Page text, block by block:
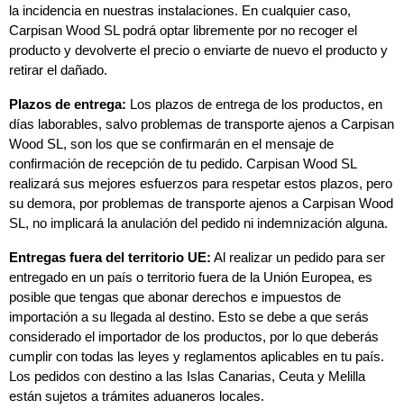
la incidencia en nuestras instalaciones. En cualquier caso,
Carpisan Wood SL podrá optar libremente por no recoger el
producto y devolverte el precio o enviarte de nuevo el producto y
retirar el dañado.
Plazos de entrega: Los plazos de entrega de los productos, en
días laborables, salvo problemas de transporte ajenos a Carpisan
Wood SL, son los que se confirmarán en el mensaje de
confirmación de recepción de tu pedido. Carpisan Wood SL
realizará sus mejores esfuerzos para respetar estos plazos, pero
su demora, por problemas de transporte ajenos a Carpisan Wood
SL, no implicará la anulación del pedido ni indemnización alguna.
Entregas fuera del territorio UE: Al realizar un pedido para ser
entregado en un país o territorio fuera de la Unión Europea, es
posible que tengas que abonar derechos e impuestos de
importación a su llegada al destino. Esto se debe a que serás
considerado el importador de los productos, por lo que deberás
cumplir con todas las leyes y reglamentos aplicables en tu país.
Los pedidos con destino a las Islas Canarias, Ceuta y Melilla
están sujetos a trámites aduaneros locales.